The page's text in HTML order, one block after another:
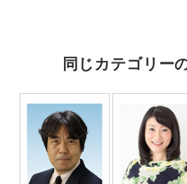
同じカテゴリー